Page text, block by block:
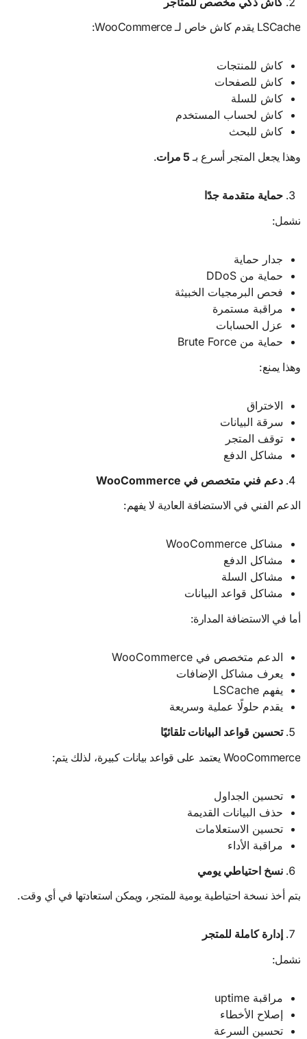
LSCache يقدم كاش خاص لـ WooCommerce:
كاش للمنتجات
كاش للصفحات
كاش للسلة
كاش لحساب المستخدم
كاش للبحث
وهذا يجعل المتجر أسرع بـ5 مرات.
حماية متقدمة جدًا
تشمل:
جدار حماية
حماية من DDoS
فحص البرمجيات الخبيثة
مراقبة مستمرة
عزل الحسابات
حماية من Brute Force
وهذا يمنع:
الاختراق
سرقة البيانات
توقف المتجر
مشاكل الدفع
دعم فني متخصص في
الدعم الفني في الاستضافة العادية لا يفهم:
مشاكل WooCommerce
مشاكل الدفع
مشاكل السلة
مشاكل قواعد البيانات
أما في الاستضافة المدارة:
الدعم متخصص في WooCommerce
يعرف مشاكل الإضافات
يفهم LSCache
يقدم حلولًا عملية وسريعة
تحسين قواعد البيانات تلقائيًا
WooCommerce يعتمد على قواعد بيانات كبيرة، لذلك يتم:
تحسين الجداول
حذف البيانات القديمة
تحسين الاستعلامات
مراقبة الأداء
نسخ احتياطي يومي
يتم أخذ نسخة احتياطية يومية للمتجر، ويمكن استعادتها في أي وقت.
إدارة كاملة للمتجر
تشمل:
مراقبة uptime
إصلاح الأخطاء
تحسين السرعة